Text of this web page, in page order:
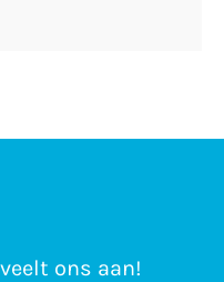
ons aan!